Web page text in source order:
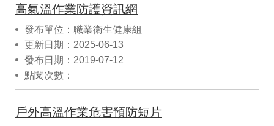
高氣溫作業防護資訊網
發布單位：職業衛生健康組
更新日期：2025-06-13
發布日期：2019-07-12
點閱次數：
戶外高溫作業危害預防短片